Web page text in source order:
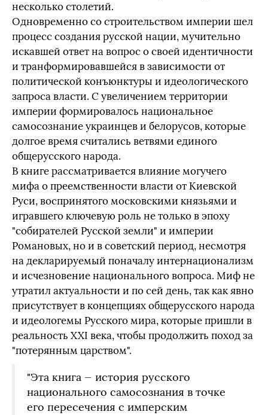
несколько столетий.
Одновременно со строительством империи шел
процесс создания русской нации, мучительно
искавшей ответ на вопрос о своей идентичности
и транформировавшейся в зависимости от
политической конъюнктуры и идеологического
запроса власти. С увеличением территории
империи формировалось национальное
самосознание украинцев и белорусов, которые
долгое время считались ветвями единого
общерусского народа.
В книге рассматривается влияние могучего
мифа о преемственности власти от Киевской
Руси, воспринятого московскими князьями и
игравшего ключевую роль не только в эпоху
"собирателей Русской земли" и империи
Романовых, но и в советский период, несмотря
на декларируемый поначалу интернационализм
и исчезновение национального вопроса. Миф не
утратил актуальности и по сей день, так как явно
присутствует в концепциях общерусского народа
и идеологемы Русского мира, которые пришли в
реальность XXI века, чтобы продолжить поход за
"потерянным царством".
"Эта книга — история русского
национального самосознания в точке
его пересечения с имперским